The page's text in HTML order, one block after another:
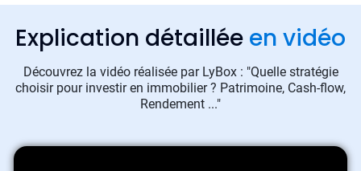
Explication détaillée en vidéo
Découvrez la vidéo réalisée par LyBox : "Quelle stratégie
choisir pour investir en immobilier ? Patrimoine, Cash-flow,
Rendement ..."